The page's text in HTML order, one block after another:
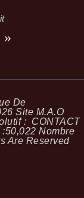
»
De
Site M.A.O
: CONTACT
:50,022 Nombre
Are Reserved